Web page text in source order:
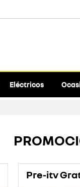
Eléctricos
Pre-itv